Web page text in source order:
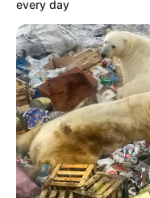
Daftar isi
Karier
Di tahun 2018, ia
judul FTV yaituCara
melanjutkan tawaran
Badriah berjudul
every day